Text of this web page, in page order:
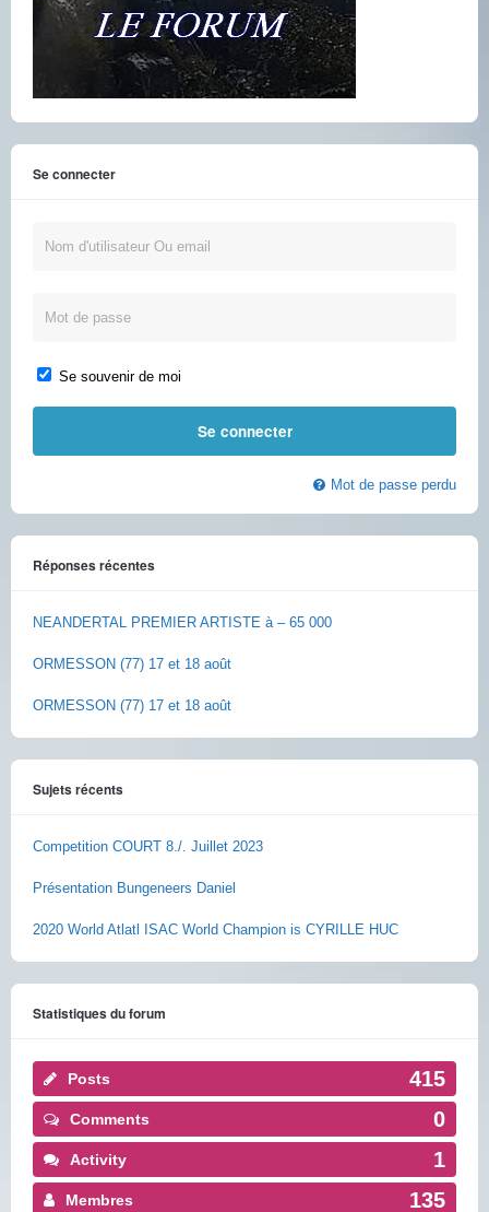
Se connecter
Se souvenir de moi
Mot de passe perdu
Réponses récentes
NEANDERTAL PREMIER ARTISTE à – 65 000
ORMESSON (77) 17 et 18 août
ORMESSON (77) 17 et 18 août
Sujets récents
Competition COURT 8./. Juillet 2023
Présentation Bungeneers Daniel
2020 World Atlatl ISAC World Champion is CYRILLE HUC
Statistiques du forum
Posts 415
Comments 0
Activity 1
Membres 135